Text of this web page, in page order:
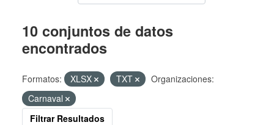
10 conjuntos de datos
encontrados
Formatos: XLSX TXT
Organizaciones:
Carnaval
Filtrar Resultados